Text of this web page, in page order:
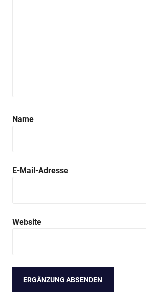
Name
E-Mail-Adresse
Website